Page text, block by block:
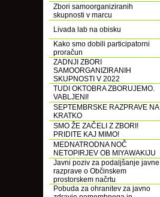
Zbori samoorganiziranih
skupnosti v marcu
Livada lab na obisku
Kako smo dobili participatorni
proračun
ZADNJI ZBORI
SAMOORGANIZIRANIH
SKUPNOSTI V 2022
TUDI OKTOBRA ZBORUJEMO.
VABLJENI!
SEPTEMBRSKE RAZPRAVE NA
KRATKO
SMO ŽE ZAČELI Z ZBORI!
PRIDITE KAJ MIMO!
MEDNATRODNA NOČ
NETOPIRJEV OB MIYAWAKIJU
Javni poziv za podaljšanje javne
razprave o Občinskem
prostorskem načrtu
Pobuda za ohranitev za javno